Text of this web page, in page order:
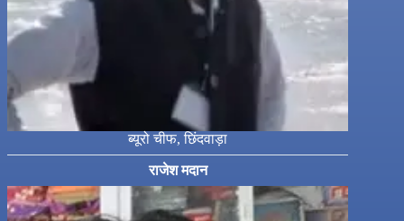
ब्यूरो चीफ, छिंदवाड़ा
राजेश मदान